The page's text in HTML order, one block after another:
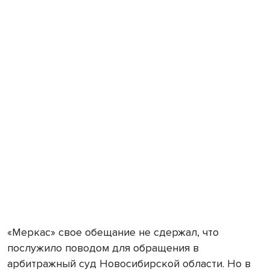
«Меркас» свое обещание не сдержал, что
послужило поводом для обращения в
арбитражный суд Новосибирской области. Но в